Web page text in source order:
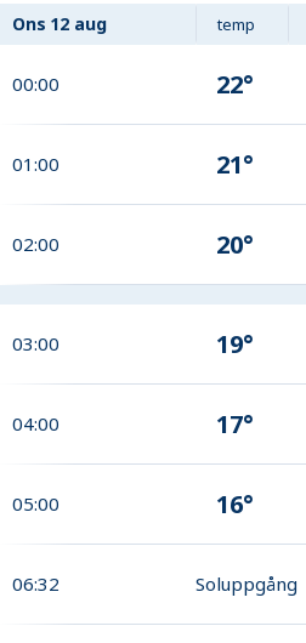
Ons 12 aug temp
00:00 22°
01:00 21°
02:00 20°
03:00 19°
04:00 17°
05:00 16°
06:32 Soluppgång